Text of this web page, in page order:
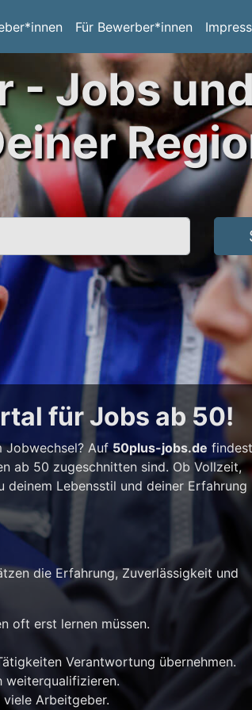
Für Bewerber*innen
- Jobs
für Jobs ab 50!
Jobwechsel? Auf50plus-jobs.de
ab 50 zugeschnitten sind. Ob Vollzeit,
Lebensstil und deiner Erfahrung
die Erfahrung, Zuverlässigkeit und
oft erst lernen müssen.
Verantwortung übernehmen.
weiterqualifizieren.
Arbeitgeber.